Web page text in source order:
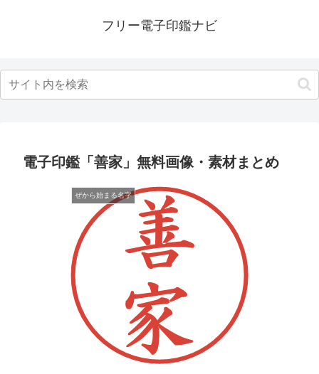
フリー電子印鑑ナビ
電子印鑑「善家」無料画像・素材まとめ
ぜから始まる名字